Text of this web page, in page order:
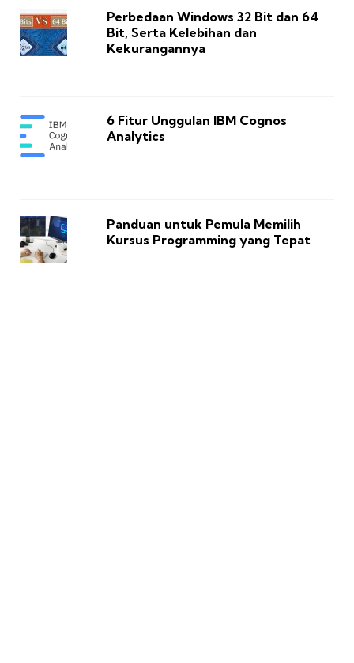
Perbedaan Windows 32 Bit dan 64
Bit, Serta Kelebihan dan
Kekurangannya
6 Fitur Unggulan IBM Cognos
Analytics
Panduan untuk Pemula Memilih
Kursus Programming yang Tepat